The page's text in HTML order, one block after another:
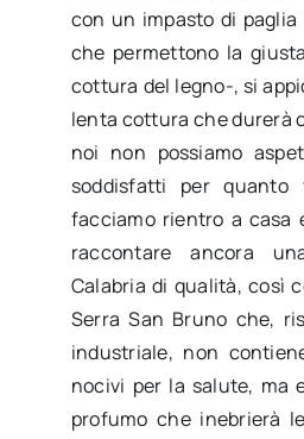
con un impasto di
che permettono la
cottura del legno-, si
lenta cottura che durerà
noi non possiamo
soddisfatti per quanto
facciamo rientro a casa
raccontare ancora
Calabria di qualità, così
Serra San Bruno che,
industriale, non
nocivi per la salute, ma
profumo che inebrierà